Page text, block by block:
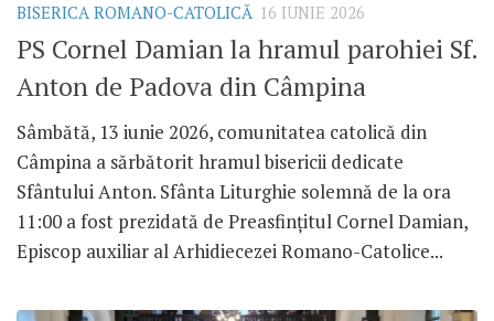
BISERICA ROMANO-CATOLICĂ 16 IUNIE 2026
PS Cornel Damian la hramul parohiei Sf.
Anton de Padova din Câmpina
Sâmbătă, 13 iunie 2026, comunitatea catolică din
Câmpina a sărbătorit hramul bisericii dedicate
Sfântului Anton. Sfânta Liturghie solemnă de la ora
11:00 a fost prezidată de Preasfințitul Cornel Damian,
Episcop auxiliar al Arhidiecezei Romano-Catolice...